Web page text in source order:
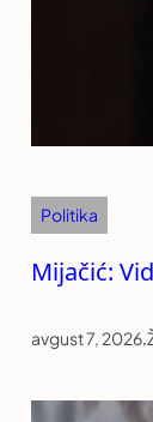
Politika
Mijačić:
avgust 7, 2026.